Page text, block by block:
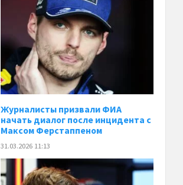
Журналисты призвали ФИА
начать диалог после инцидента с
Максом Ферстаппеном
31.03.2026 11:13